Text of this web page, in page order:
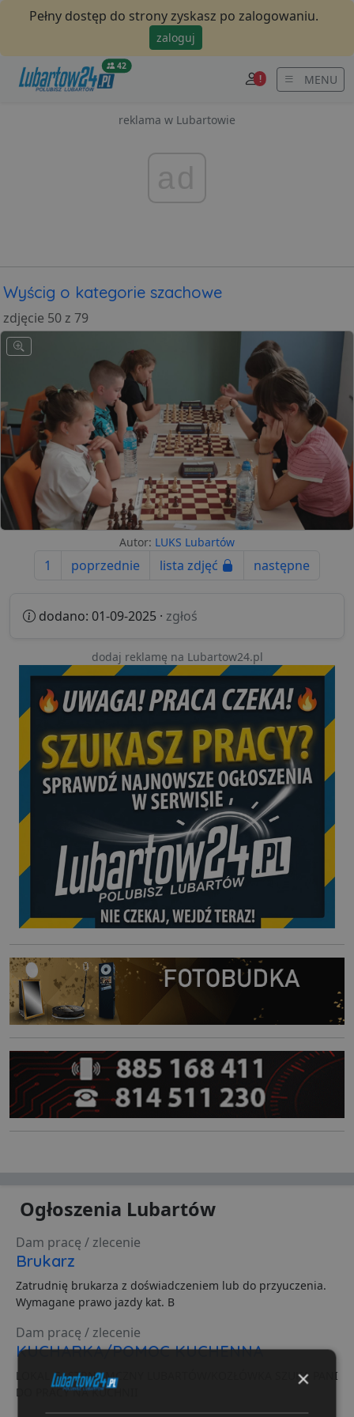
Pełny dostęp do strony zyskasz po zalogowaniu.
zaloguj
42
! MENU
reklama w Lubartowie
Wyścig o kategorie szachowe
zdjęcie 50 z 79
Autor: LUKS Lubartów
1 poprzednie lista zdjęć następne
dodano: 01-09-2025 · zgłoś
dodaj reklamę na Lubartow24.pl
Ogłoszenia Lubartów
Dam pracę / zlecenie
Brukarz
Zatrudnię brukarza z doświadczeniem lub do przyuczenia.
Wymagane prawo jazdy kat. B
Dam pracę / zlecenie
KUCHARKA/POMOC KUCHENNA
LOKAL GASTRNOMCZNY LUBARTÓW/KOZŁÓWKA SZUKA PANI
DO PRACY NA KUCHNII
×